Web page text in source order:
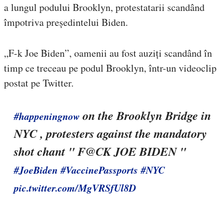
a lungul podului Brooklyn, protestatarii scandând
împotriva președintelui Biden.
„F-k Joe Biden”, oamenii au fost auziți scandând în
timp ce treceau pe podul Brooklyn, într-un videoclip
postat pe Twitter.
#happeningnow on the Brooklyn Bridge in
NYC , protesters against the mandatory
shot chant " F@CK JOE BIDEN "
#JoeBiden #VaccinePassports #NYC
pic.twitter.com/MgVRSfUl8D